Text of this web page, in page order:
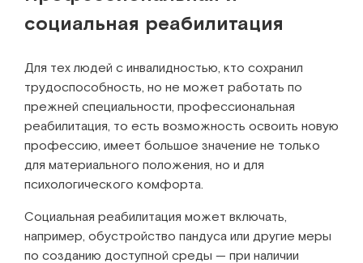
социальная реабилитация
Для тех людей с инвалидностью, кто сохранил
трудоспособность, но не может работать по
прежней специальности, профессиональная
реабилитация, то есть возможность освоить новую
профессию, имеет большое значение не только
для материального положения, но и для
психологического комфорта.
Социальная реабилитация может включать,
например, обустройство пандуса или другие меры
по созданию доступной среды — при наличии